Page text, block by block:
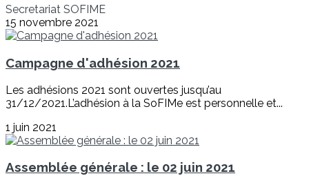
Secretariat SOFIME
15 novembre 2021
Campagne d'adhésion 2021
Les adhésions 2021 sont ouvertes jusqu’au
31/12/2021.L’adhésion à la SoFIMe est personnelle et...
1 juin 2021
Assemblée générale : le 02 juin 2021